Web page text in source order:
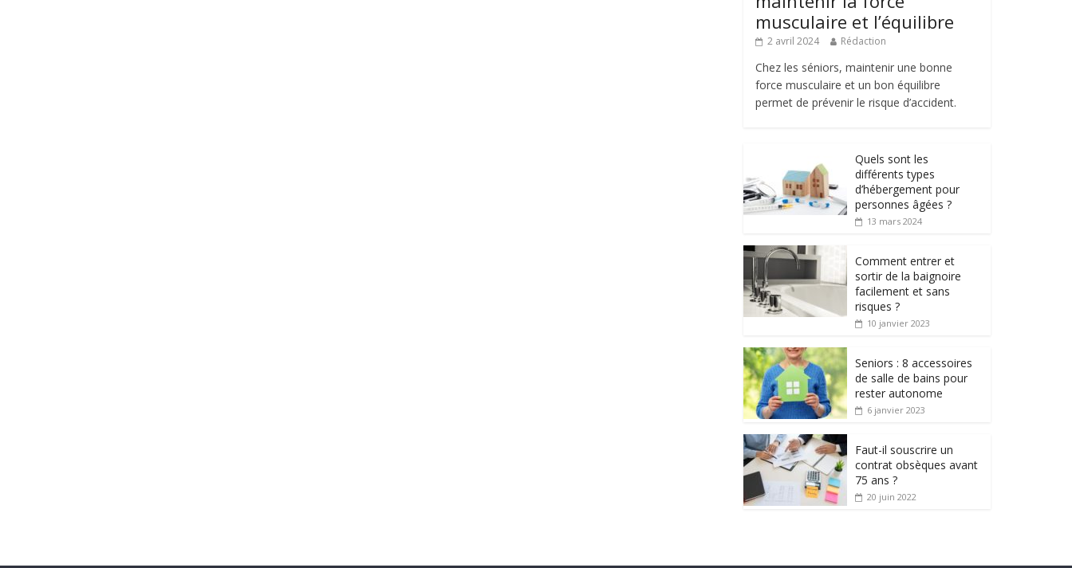
musculaire et l’équilibre
2 avril 2024 Rédaction
Chez les séniors, maintenir une bonne
force musculaire et un bon équilibre
permet de prévenir le risque d’accident.
Quels sont les
différents types
d’hébergement pour
personnes âgées ?
13 mars 2024
Comment entrer et
sortir de la baignoire
facilement et sans
risques ?
10 janvier 2023
Seniors : 8 accessoires
de salle de bains pour
rester autonome
6 janvier 2023
Faut-il souscrire un
contrat obsèques avant
75 ans ?
20 juin 2022